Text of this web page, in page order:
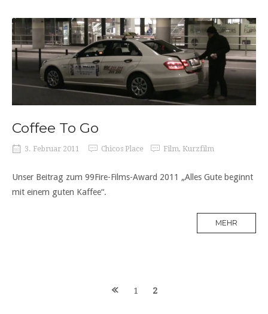
Coffee To Go
3. Februar 2011 Chicos Place Film, Kurzfilm
Unser Beitrag zum 99Fire-Films-Award 2011 „Alles Gute beginnt
mit einem guten Kaffee“.
MEHR
1 2